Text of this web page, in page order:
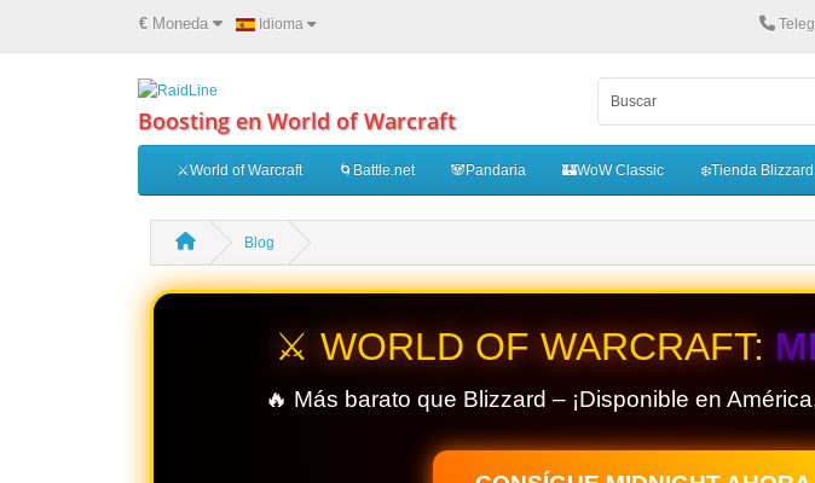
€ Moneda Idioma
Boosting en World of Warcraft
⚔️World of Warcraft 🌀Battle.net 🐼Pandaria 🏰WoW Classic ❄️Tienda Blizzard
Blog
⚔️ WORLD OF WARCRAFT:
🔥 Más barato que Blizzard – ¡Disponible en